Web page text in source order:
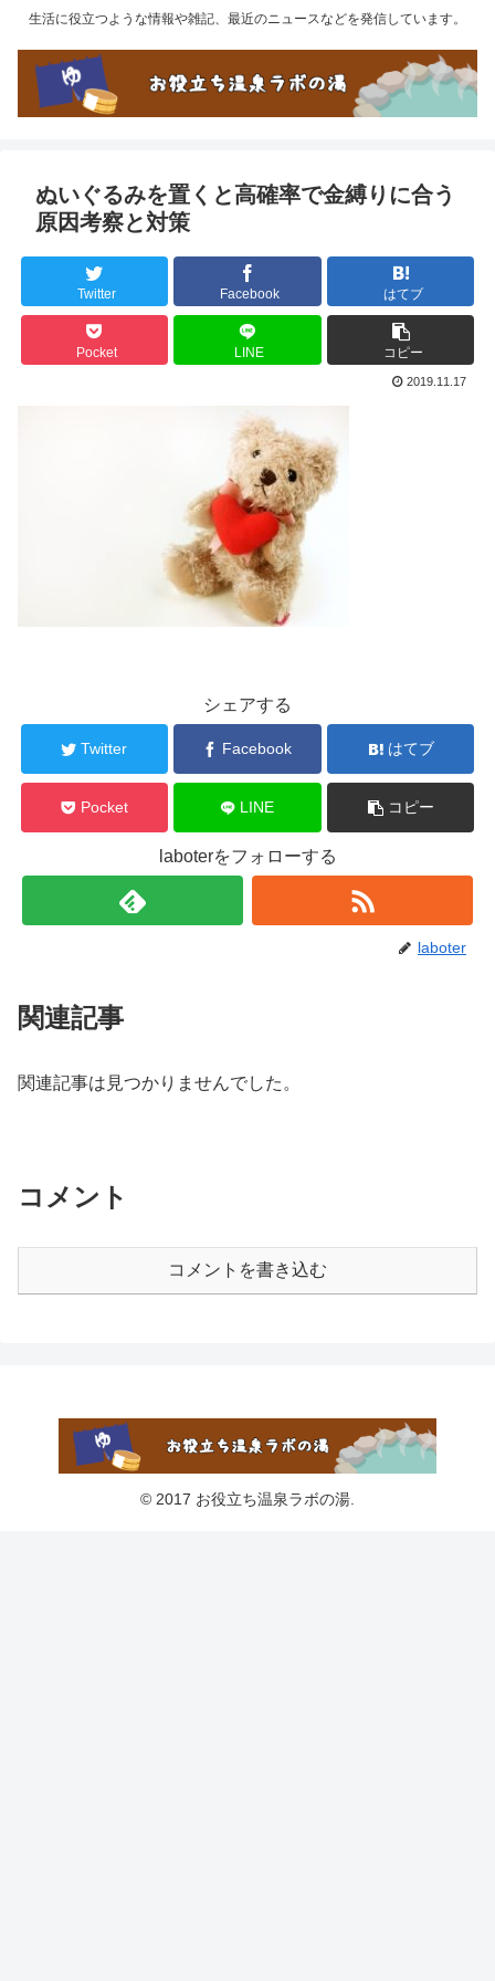
生活に役立つような情報や雑記、最近のニュースなどを発信しています。
ぬいぐるみを置くと高確率で金縛りに合う
原因考察と対策
Twitter Facebook はてブ
Pocket LINE コピー
2019.11.17
シェアする
Twitter Facebook はてブ
Pocket LINE コピー
laboterをフォローする
laboter
関連記事
関連記事は見つかりませんでした。
コメント
コメントを書き込む
© 2017 お役立ち温泉ラボの湯.